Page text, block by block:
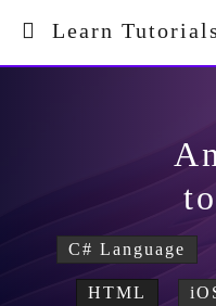
Learn Tutorials
C# Language
HTML